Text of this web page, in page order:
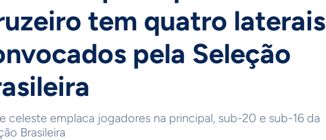
tem quatro laterais
pela Seleção
celeste emplaca jogadores na principal, sub-20 e sub-16 da
Brasileira